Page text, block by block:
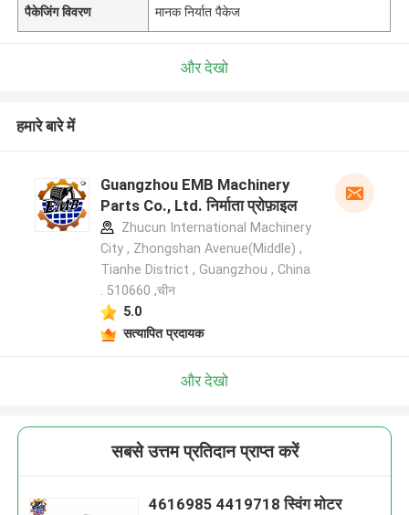
पैकेजिंग विवरण मानक निर्यात पैकेज
और देखो
हमारे बारे में
Guangzhou EMB Machinery
Parts Co., Ltd. निर्माता प्रोफ़ाइल
Zhucun International Machinery
City , Zhongshan Avenue(Middle) ,
Tianhe District , Guangzhou , China
. 510660 ,चीन
5.0
सत्यापित प्रदायक
और देखो
सबसे उत्तम प्रतिदान प्राप्त करें
4616985 4419718 स्विंग मोटर